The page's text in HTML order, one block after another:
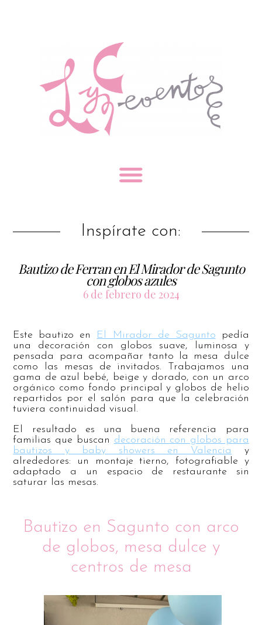
Inspírate con:
Bautizo de Ferran en El Mirador de Sagunto
con globos azules
6 de febrero de 2024
Este bautizo en El Mirador de Sagunto pedía
una decoración con globos suave, luminosa y
pensada para acompañar tanto la mesa dulce
como las mesas de invitados. Trabajamos una
gama de azul bebé, beige y dorado, con un arco
orgánico como fondo principal y globos de helio
repartidos por el salón para que la celebración
tuviera continuidad visual.
El resultado es una buena referencia para
familias que buscan decoración con globos para
bautizos y baby showers en Valencia
y
alrededores: un montaje tierno, fotografiable y
adaptado a un espacio de restaurante sin
saturar las mesas.
Bautizo en Sagunto con arco
de globos, mesa dulce y
centros de mesa